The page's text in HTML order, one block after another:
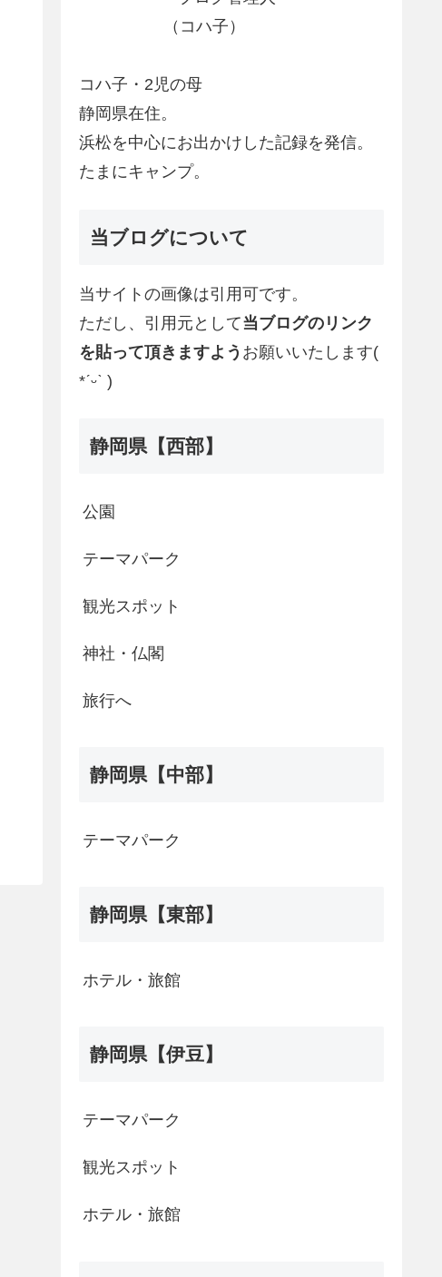
コハ子・2児の母
静岡県在住。
浜松を中心にお出かけした記録を発信。
たまにキャンプ。
当ブログについて
当サイトの画像は引用可です。
ただし、引用元として当ブログのリンク
を貼って頂きますよう お願いいたします(
*ˊᵕˋ )
静岡県【西部】
公園
テーマパーク
観光スポット
神社・仏閣
旅行へ
静岡県【中部】
テーマパーク
静岡県【東部】
ホテル・旅館
静岡県【伊豆】
テーマパーク
観光スポット
ホテル・旅館